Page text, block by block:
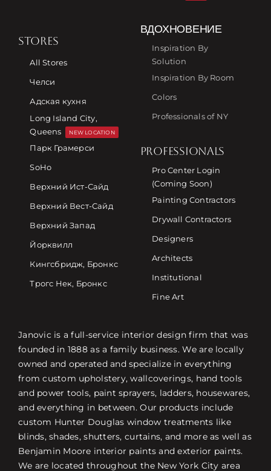
STORES
All Stores
Челси
Адская кухня
Long Island City,
Queens
NEW LOCATION
Парк Грамерси
SoHo
Верхний Ист-Сайд
Верхний Вест-Сайд
Верхний Запад
Йорквилл
Кингсбридж, Бронкс
Трогс Нек, Бронкс
ВДОХНОВЕНИЕ
Inspiration By
Solution
Inspiration By Room
Colors
Professionals of NY
PROFESSIONALS
Pro Center Login
(Coming Soon)
Painting Contractors
Drywall Contractors
Designers
Architects
Institutional
Fine Art
Janovic is a full-service interior design firm that was
founded in 1888 as a family business. We are locally
owned and operated and specialize in everything
from custom upholstery, wallcoverings, hand tools
and power tools, paint sprayers, ladders, housewares,
and everything in between. Our products include
custom Hunter Douglas window treatments like
blinds, shades, shutters, curtains, and more as well as
Benjamin Moore interior paints and exterior paints.
We are located throughout the New York City area